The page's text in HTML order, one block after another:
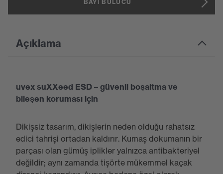
BAYI BULUCU
Açıklama
uvex suXXeed ESD – güvenli boşaltma ve
bileşen koruması için
Dikişsiz tasarım, dikişlerin neden olduğu rahatsız
edici tahrişi ortadan kaldırır. Kumaş dokumanın bir
parçası olan gümüş iplikler yalnızca antibakteriyel
değildir; aynı zamanda tişörte mükemmel kaçak